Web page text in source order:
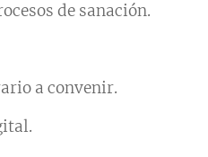
de sanación.
a convenir.